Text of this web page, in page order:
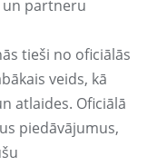
un partneru
tieši no oficiālās
veids, kā
atlaides. Oficiālā
piedāvājumus,